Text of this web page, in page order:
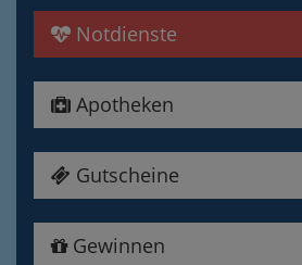
Notdienste
Apotheken
Gutscheine
Gewinnen